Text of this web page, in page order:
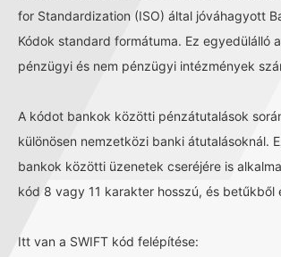
for Standardization (ISO) által jóváhagyott
Kódok standard formátuma. Ez egyedülálló
pénzügyi és nem pénzügyi intézmények
A kódot bankok közötti pénzátutalások
különösen nemzetközi banki átutalásoknál.
bankok közötti üzenetek cseréjére is
kód 8 vagy 11 karakter hosszú, és betűkből
Itt van a SWIFT kód felépítése: